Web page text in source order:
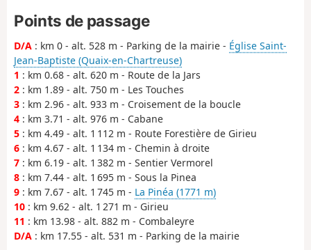
Points de passage
D/A : km 0 - alt. 528 m - Parking de la mairie - Église Saint-
Jean-Baptiste (Quaix-en-Chartreuse)
1 : km 0.68 - alt. 620 m - Route de la Jars
2 : km 1.89 - alt. 750 m - Les Touches
3 : km 2.96 - alt. 933 m - Croisement de la boucle
4 : km 3.71 - alt. 976 m - Cabane
5 : km 4.49 - alt. 1 112 m - Route Forestière de Girieu
6 : km 4.67 - alt. 1 134 m - Chemin à droite
7 : km 6.19 - alt. 1 382 m - Sentier Vermorel
8 : km 7.44 - alt. 1 695 m - Sous la Pinea
9 : km 7.67 - alt. 1 745 m - La Pinéa (1771 m)
10 : km 9.62 - alt. 1 271 m - Girieu
11 : km 13.98 - alt. 882 m - Combaleyre
D/A : km 17.55 - alt. 531 m - Parking de la mairie